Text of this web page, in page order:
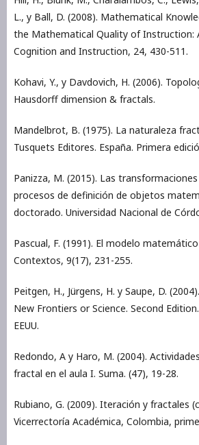
L., y Ball, D. (2008). Mathematical
the Mathematical Quality of Instruction:
Cognition and Instruction, 24, 430-511.
Kohavi, Y., y Davdovich, H. (2006).
Hausdorff dimension & fractals.
Mandelbrot, B. (1975). La naturaleza
Tusquets Editores. España. Primera
Panizza, M. (2015). Las
procesos de definición de objetos
doctorado. Universidad Nacional de
Pascual, F. (1991). El modelo
Contextos, 9(17), 231-255.
Peitgen, H., Jürgens, H. y Saupe, D.
New Frontiers or Science. Second
EEUU.
Redondo, A y Haro, M. (2004).
fractal en el aula I. Suma. (47), 19-28.
Rubiano, G. (2009). Iteración y fractales
Vicerrectoría Académica, Colombia,